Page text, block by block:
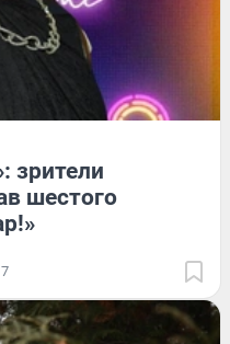
зрители
шестого
7